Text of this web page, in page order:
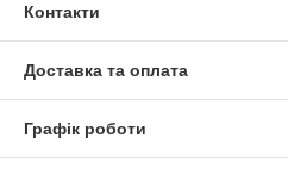
Контакти
Доставка та оплата
Графік роботи